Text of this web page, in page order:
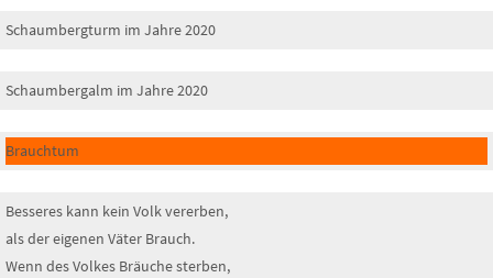
Schaumbergturm im Jahre 2020
Schaumbergalm im Jahre 2020
Brauchtum
Besseres kann kein Volk vererben,
als der eigenen Väter Brauch.
Wenn des Volkes Bräuche sterben,